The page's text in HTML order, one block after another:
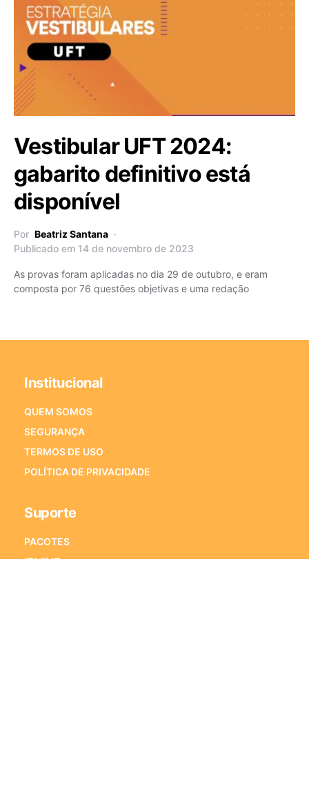
Vestibular UFT 2024:
gabarito definitivo está
disponível
Por Beatriz Santana
Publicado em 14 de novembro de 2023
As provas foram aplicadas no dia 29 de outubro, e eram
composta por 76 questões objetivas e uma redação
Institucional
QUEM SOMOS
SEGURANÇA
TERMOS DE USO
POLÍTICA DE PRIVACIDADE
Suporte
PACOTES
ITA/IME